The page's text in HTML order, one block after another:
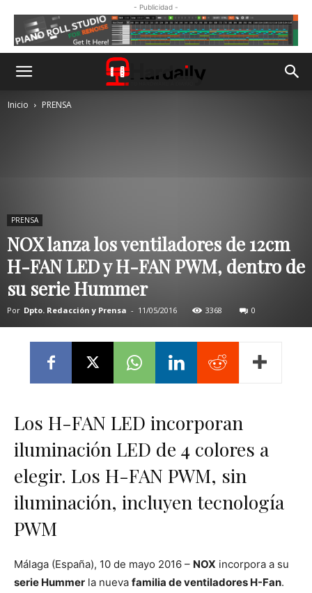
- Publicidad -
Inicio PRENSA
PRENSA
NOX lanza los ventiladores de 12cm
H-FAN LED y H-FAN PWM, dentro de
su serie Hummer
Por Dpto. Redacción y Prensa - 11/05/2016 3368 0
Los H-FAN LED incorporan
iluminación LED de 4 colores a
elegir. Los H-FAN PWM, sin
iluminación, incluyen tecnología
PWM
Málaga (España), 10 de mayo 2016 – NOX incorpora a su
serie Hummer la nueva familia de ventiladores H-Fan.